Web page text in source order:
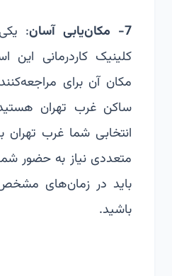
7- مکان‌یابی آسان
:
کلینیک کاردرمانی
مکان آن برای
ساکن غرب تهران
انتخابی شما غرب تهران
متعددی نیاز به حضور
باید در زمان‌های
باشید.